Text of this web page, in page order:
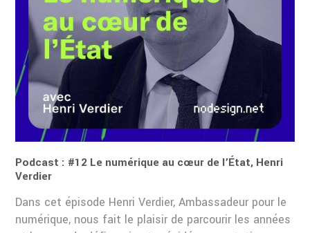
Podcast : #12 Le numérique au cœur de l’État, Henri
Verdier
Dans cet épisode Henri Verdier, Ambassadeur pour le
numérique, nous fait le plaisir de parcourir les années